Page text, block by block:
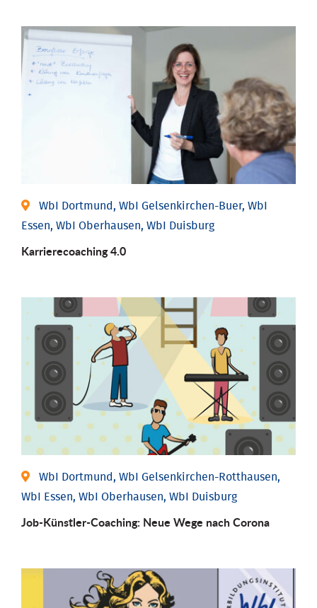
WbI Dortmund, WbI Gelsenkirchen-Buer, WbI
Essen, WbI Oberhausen, WbI Duisburg
Karriere­coaching 4.0
WbI Dortmund, WbI Gelsenkirchen-Rotthausen,
WbI Essen, WbI Oberhausen, WbI Duisburg
Job-Künstler-Coaching: Neue Wege nach Corona